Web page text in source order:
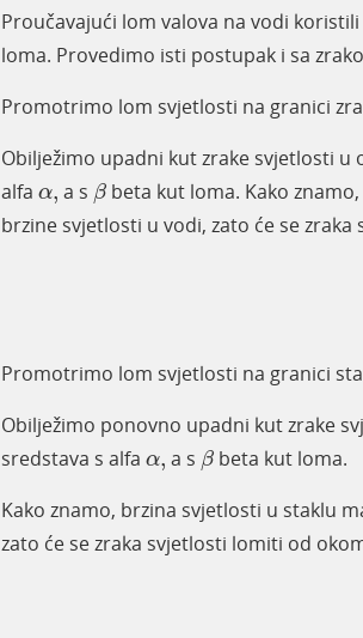
Proučavajući lom valova na vodi
loma. Provedimo isti postupak i sa
Promotrimo lom svjetlosti na granici
Obilježimo upadni kut zrake svjetlosti
alfa α,
α, a s ​ β
βbeta kut loma. Kako
brzine svjetlosti u vodi, zato će se
Promotrimo lom svjetlosti na granici
Obilježimo ponovno upadni kut zrake
sredstava s alfa α,
α, a s ​ β
βbeta kut loma.
Kako znamo, brzina svjetlosti u staklu
zato će se zraka svjetlosti lomiti od